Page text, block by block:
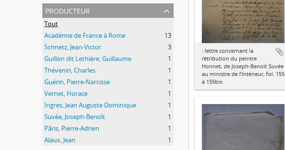
producteur
Tout
Académie de France à Rome
13
Schnetz, Jean-Victor
3
Guillon dit Lethière, Guillaume
1
Thévenin, Charles
1
Guérin, Pierre-Narcisse
1
Vernet, Horace
1
Ingres, Jean Auguste Dominique
1
Suvée, Joseph-Benoît
1
Pâris, Pierre-Adrien
1
Alaux, Jean
1
: lettre concernant la
rétribution du peintre
Honnet, de Joseph-Benoît Suvée
au ministre de l’Intérieur, fol. 155
à 155bis